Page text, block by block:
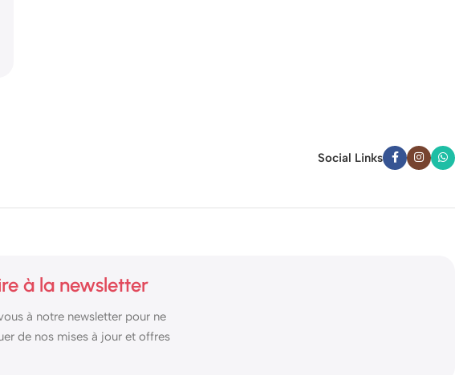
Social Links
à la newsletter
à notre newsletter pour ne
de nos mises à jour et offres